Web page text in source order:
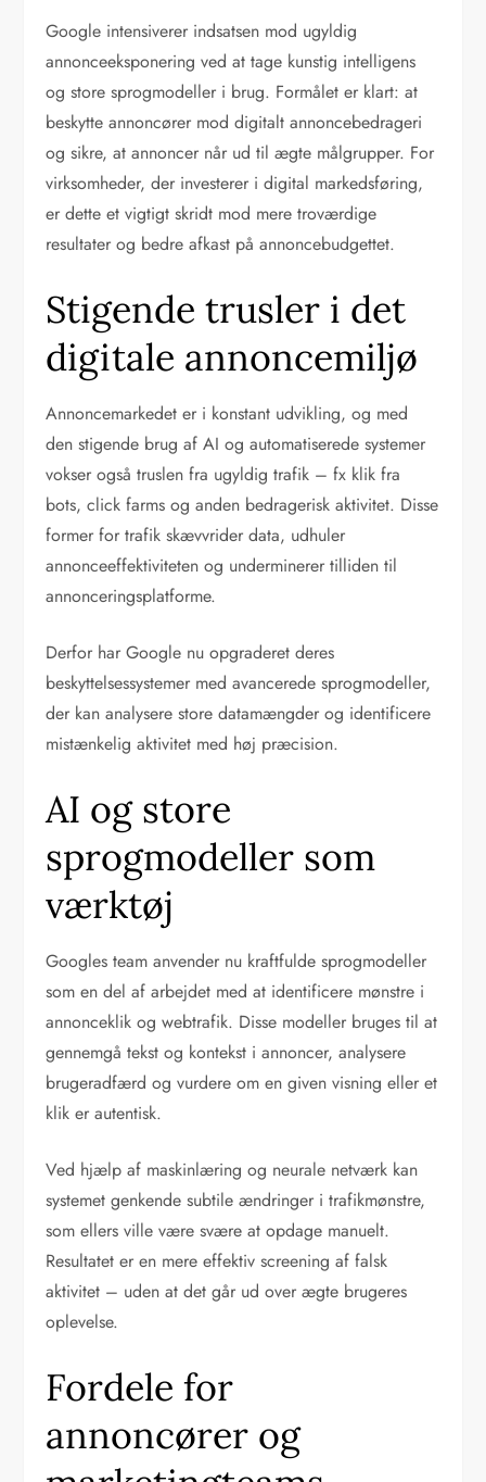
Google intensiverer indsatsen mod ugyldig
annonceeksponering ved at tage kunstig intelligens
og store sprogmodeller i brug. Formålet er klart: at
beskytte annoncører mod digitalt annoncebedrageri
og sikre, at annoncer når ud til ægte målgrupper. For
virksomheder, der investerer i digital markedsføring,
er dette et vigtigt skridt mod mere troværdige
resultater og bedre afkast på annoncebudgettet.
Stigende trusler i det
digitale annoncemiljø
Annoncemarkedet er i konstant udvikling, og med
den stigende brug af AI og automatiserede systemer
vokser også truslen fra ugyldig trafik – fx klik fra
bots, click farms og anden bedragerisk aktivitet. Disse
former for trafik skævvrider data, udhuler
annonceeffektiviteten og underminerer tilliden til
annonceringsplatforme.
Derfor har Google nu opgraderet deres
beskyttelsessystemer med avancerede sprogmodeller,
der kan analysere store datamængder og identificere
mistænkelig aktivitet med høj præcision.
AI og store
sprogmodeller som
værktøj
Googles team anvender nu kraftfulde sprogmodeller
som en del af arbejdet med at identificere mønstre i
annonceklik og webtrafik. Disse modeller bruges til at
gennemgå tekst og kontekst i annoncer, analysere
brugeradfærd og vurdere om en given visning eller et
klik er autentisk.
Ved hjælp af maskinlæring og neurale netværk kan
systemet genkende subtile ændringer i trafikmønstre,
som ellers ville være svære at opdage manuelt.
Resultatet er en mere effektiv screening af falsk
aktivitet – uden at det går ud over ægte brugeres
oplevelse.
Fordele for
annoncører og